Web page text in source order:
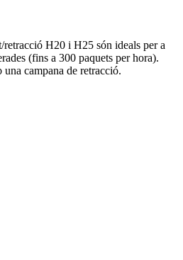
retracció H20 i H25 són ideals per a
(fins a 300 paquets per hora).
campana de retracció.